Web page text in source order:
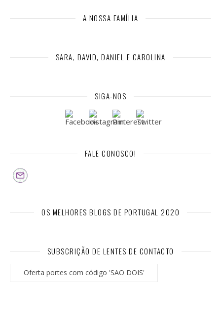
A NOSSA FAMÍLIA
SARA, DAVID, DANIEL E CAROLINA
SIGA-NOS
FALE CONOSCO!
OS MELHORES BLOGS DE PORTUGAL 2020
SUBSCRIÇÃO DE LENTES DE CONTACTO
Oferta portes com código 'SAO DOIS'